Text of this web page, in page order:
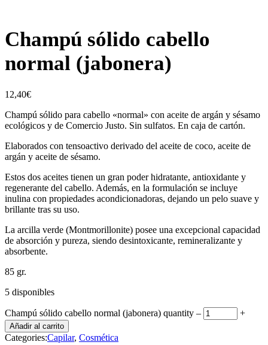
Champú sólido cabello
normal (jabonera)
12,40€
Champú sólido para cabello «normal» con aceite de argán y sésamo
ecológicos y de Comercio Justo. Sin sulfatos. En caja de cartón.
Elaborados con tensoactivo derivado del aceite de coco, aceite de
argán y aceite de sésamo.
Estos dos aceites tienen un gran poder hidratante, antioxidante y
regenerante del cabello. Además, en la formulación se incluye
inulina con propiedades acondicionadoras, dejando un pelo suave y
brillante tras su uso.
La arcilla verde (Montmorillonite) posee una excepcional capacidad
de absorción y pureza, siendo desintoxicante, remineralizante y
absorbente.
85 gr.
5 disponibles
Champú sólido cabello normal (jabonera) quantity ‒ +
Añadir al carrito
Categories:Capilar, Cosmética